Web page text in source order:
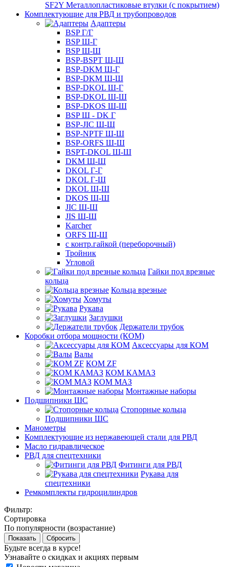
SF2Y Металлопластиковые втулки (с покрытием)
Комплектующие для РВД и трубопроводов
Адаптеры
BSP Г/Г
BSP Ш-Г
BSP Ш-Ш
BSP-BSPT Ш-Ш
BSP-DKM Ш-Г
BSP-DKM Ш-Ш
BSP-DKOL Ш-Г
BSP-DKOL Ш-Ш
BSP-DKOS Ш-Ш
BSP Ш - DK Г
BSP-JIC Ш-Ш
BSP-NPTF Ш-Ш
BSP-ORFS Ш-Ш
BSPT-DKOL Ш-Ш
DKM Ш-Ш
DKOL Г-Г
DKOL Г-Ш
DKOL Ш-Ш
DKOS Ш-Ш
JIC Ш-Ш
JIS Ш-Ш
Karcher
ORFS Ш-Ш
с контр.гайкой (переборочный)
Тройник
Угловой
Гайки под врезные
кольца
Кольца врезные
Хомуты
Рукава
Заглушки
Держатели трубок
Коробки отбора мощности (КОМ)
Аксессуары для КОМ
Валы
КОМ ZF
КОМ КАМАЗ
КОМ МАЗ
Монтажные наборы
Подшипники ШС
Стопорные кольца
Подшипники ШС
Манометры
Комплектующие из нержавеющей стали для РВД
Масло гидравлическое
РВД для спецтехники
Фитинги для РВД
Рукава для
спецтехники
Ремкомплекты гидроцилиндров
Фильтр:
Сортировка
По популярности (возрастание)
Показать Сбросить
Будьте всегда в курсе!
Узнавайте о скидках и акциях первым